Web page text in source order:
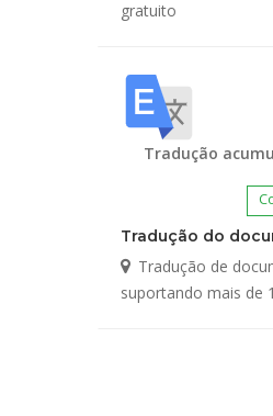
gratuito
Tradução
Tradução do
Tradução de
suportando mais de